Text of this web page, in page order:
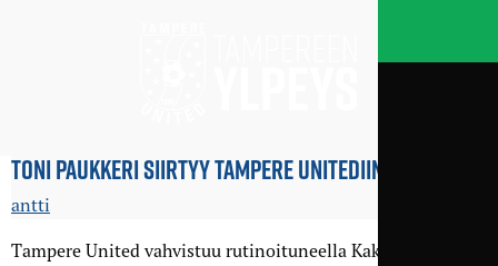
TONI PAUKKERI SIIRTYY TAMPERE UNITEDIIN
antti
Tampere United vahvistuu rutinoituneella Kakkosen tason